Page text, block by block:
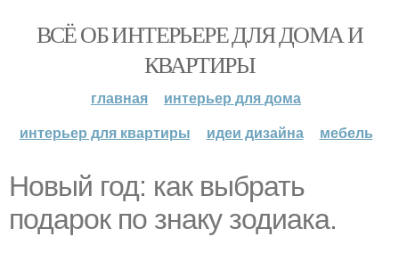
ВСЁ ОБ ИНТЕРЬЕРЕ ДЛЯ ДОМА И
КВАРТИРЫ
главная
интерьер для дома
интерьер для квартиры
идеи дизайна мебель
Новый год: как выбрать
подарок по знаку зодиака.